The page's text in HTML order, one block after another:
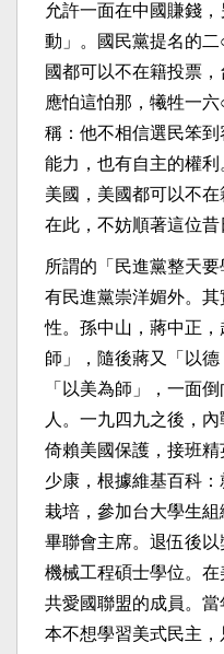
允許一面在中國賺錢
動」。國民黨提名的
國都可以不在籍投票
應怕這怕那，犧牲一
稱：他不相信選民笨
能力，也有自主的權
美國，美國都可以不
在此，不妨順著這位昔
所謂的「民進黨整天
有民進黨崇洋媚外。
性。孫中山，蔣中正
師」，隨後蔣又「以
「以美為師」，一面
人。一九四九之後，
倚賴美國保護，接班
少康，根據維基百科
栽培，參加台大學生
畢聯會主席。退伍後
機械工程碩士學位。
共愛國聯盟的成員。
本不想學習美式民主